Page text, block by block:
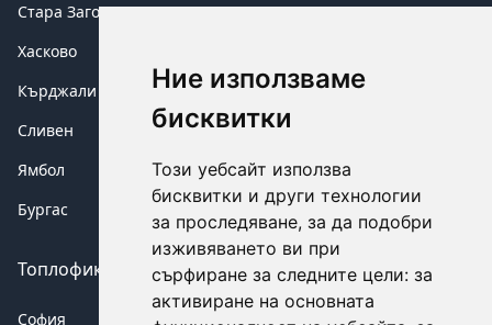
Ние използваме
бисквитки
Този уебсайт използва
бисквитки и други технологии
за проследяване, за да подобри
изживяването ви при
сърфиране за следните цели: за
активиране на основната
Стара Загора
Хасково
Кърджали
Сливен
Ямбол
Бургас
Топлофикация аварии
София